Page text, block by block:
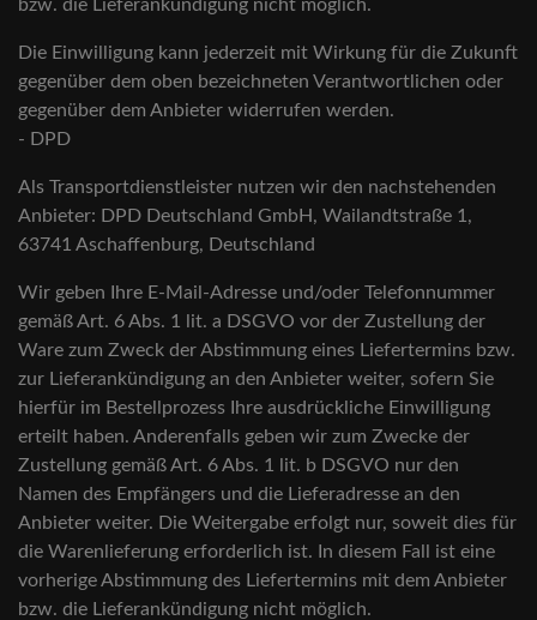
bzw. die Lieferankündigung nicht möglich.
Die Einwilligung kann jederzeit mit Wirkung für die Zukunft
gegenüber dem oben bezeichneten Verantwortlichen oder
gegenüber dem Anbieter widerrufen werden.
- DPD
Als Transportdienstleister nutzen wir den nachstehenden
Anbieter: DPD Deutschland GmbH, Wailandtstraße 1,
63741 Aschaffenburg, Deutschland
Wir geben Ihre E-Mail-Adresse und/oder Telefonnummer
gemäß Art. 6 Abs. 1 lit. a DSGVO vor der Zustellung der
Ware zum Zweck der Abstimmung eines Liefertermins bzw.
zur Lieferankündigung an den Anbieter weiter, sofern Sie
hierfür im Bestellprozess Ihre ausdrückliche Einwilligung
erteilt haben. Anderenfalls geben wir zum Zwecke der
Zustellung gemäß Art. 6 Abs. 1 lit. b DSGVO nur den
Namen des Empfängers und die Lieferadresse an den
Anbieter weiter. Die Weitergabe erfolgt nur, soweit dies für
die Warenlieferung erforderlich ist. In diesem Fall ist eine
vorherige Abstimmung des Liefertermins mit dem Anbieter
bzw. die Lieferankündigung nicht möglich.